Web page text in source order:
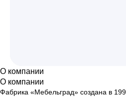
О компании
О компании
Фабрика «Мебельград» создана в